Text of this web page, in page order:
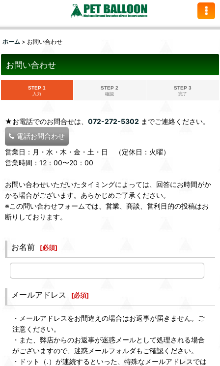
ホーム > お問い合わせ
お問い合わせ
STEP 1
入力
STEP 2
確認
STEP 3
完了
★お電話でのお問合せは、 072-272-5302 までご連絡ください。
電話お問合わせ
営業日：月・水・木・金・土・日 （定休日：火曜）
営業時間：12：00〜20：00
お問い合わせいただいたタイミングによっては、回答にお時間がか
かる場合がございます。あらかじめご了承ください。
※この問い合わせフォームでは、営業、商談、営利目的の投稿はお
断りしております。
お名前 [必須]
メールアドレス [必須]
・メールアドレスをお間違えの場合はお返事が届きません。ご
注意ください。
・また、弊店からのお返事が迷惑メールとして処理される場合
がございますので、迷惑メールフォルダもご確認ください。
・ドット（.）が連続するといった、特殊なメールアドレスでは